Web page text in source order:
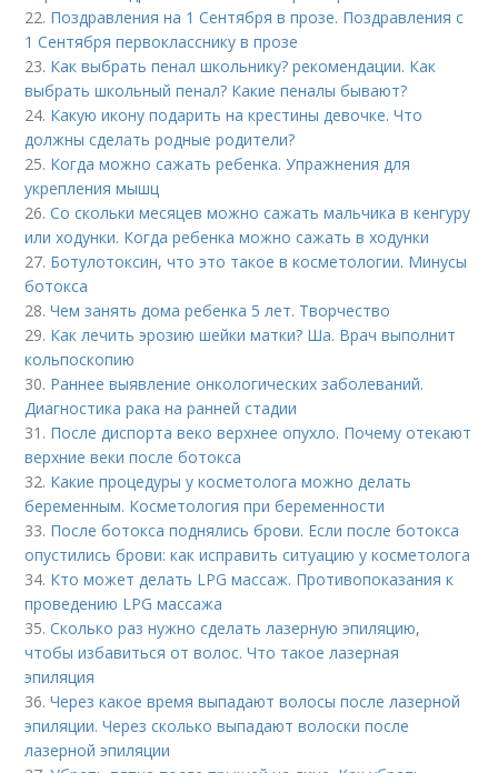
22. Поздравления на 1 Сентября в прозе. Поздравления с
1 Сентября первокласснику в прозе
23. Как выбрать пенал школьнику? рекомендации. Как
выбрать школьный пенал? Какие пеналы бывают?
24. Какую икону подарить на крестины девочке. Что
должны сделать родные родители?
25. Когда можно сажать ребенка. Упражнения для
укрепления мышц
26.Со скольки месяцев можно сажать мальчика в кенгуру
или ходунки. Когда ребенка можно сажать в ходунки
27. Ботулотоксин, что это такое в косметологии. Минусы
ботокса
28.Чем занять дома ребенка 5 лет. Творчество
29. Как лечить эрозию шейки матки? Ша. Врач выполнит
кольпоскопию
30. Раннее выявление онкологических заболеваний.
Диагностика рака на ранней стадии
31. После диспорта веко верхнее опухло. Почему отекают
верхние веки после ботокса
32. Какие процедуры у косметолога можно делать
беременным. Косметология при беременности
33. После ботокса поднялись брови. Если после ботокса
опустились брови: как исправить ситуацию у косметолога
34. Кто может делать LPG массаж. Противопоказания к
проведению LPG массажа
35.Сколько раз нужно сделать лазерную эпиляцию,
чтобы избавиться от волос. Что такое лазерная
эпиляция
36.Через какое время выпадают волосы после лазерной
эпиляции. Через сколько выпадают волоски после
лазерной эпиляции